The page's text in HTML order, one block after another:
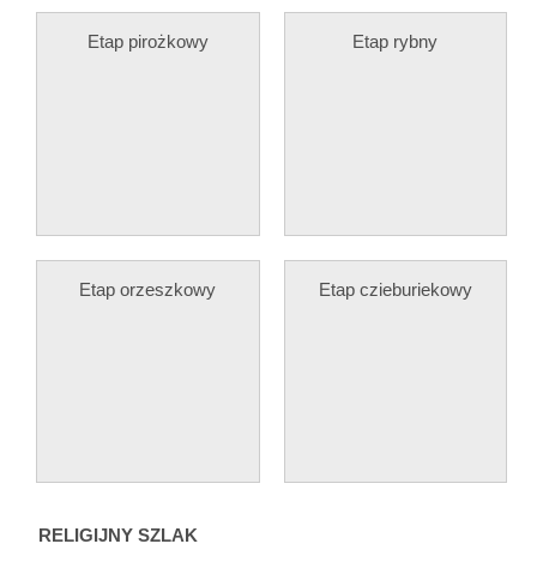
Etap pirożkowy Etap rybny
Etap orzeszkowy Etap czieburiekowy
RELIGIJNY SZLAK